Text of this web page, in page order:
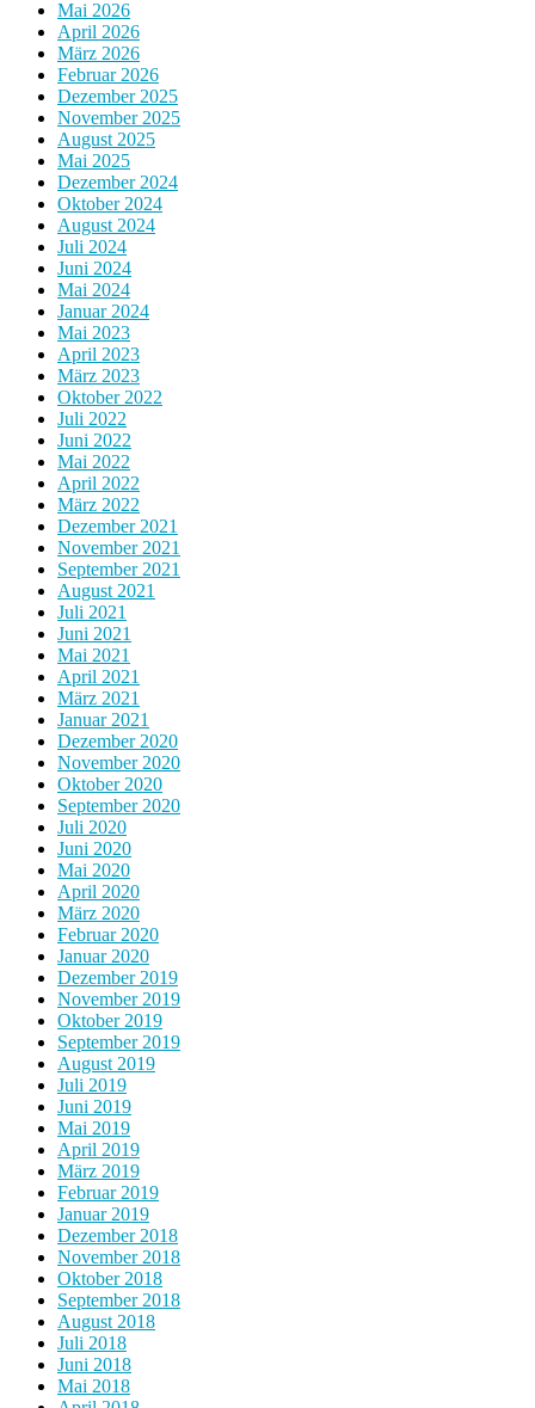
Mai 2026
April 2026
März 2026
Februar 2026
Dezember 2025
November 2025
August 2025
Mai 2025
Dezember 2024
Oktober 2024
August 2024
Juli 2024
Juni 2024
Mai 2024
Januar 2024
Mai 2023
April 2023
März 2023
Oktober 2022
Juli 2022
Juni 2022
Mai 2022
April 2022
März 2022
Dezember 2021
November 2021
September 2021
August 2021
Juli 2021
Juni 2021
Mai 2021
April 2021
März 2021
Januar 2021
Dezember 2020
November 2020
Oktober 2020
September 2020
Juli 2020
Juni 2020
Mai 2020
April 2020
März 2020
Februar 2020
Januar 2020
Dezember 2019
November 2019
Oktober 2019
September 2019
August 2019
Juli 2019
Juni 2019
Mai 2019
April 2019
März 2019
Februar 2019
Januar 2019
Dezember 2018
November 2018
Oktober 2018
September 2018
August 2018
Juli 2018
Juni 2018
Mai 2018